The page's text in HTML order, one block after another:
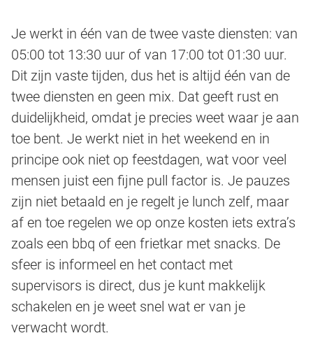
Je werkt in één van de twee vaste diensten: van
05:00 tot 13:30 uur of van 17:00 tot 01:30 uur.
Dit zijn vaste tijden, dus het is altijd één van de
twee diensten en geen mix. Dat geeft rust en
duidelijkheid, omdat je precies weet waar je aan
toe bent. Je werkt niet in het weekend en in
principe ook niet op feestdagen, wat voor veel
mensen juist een fijne pull factor is. Je pauzes
zijn niet betaald en je regelt je lunch zelf, maar
af en toe regelen we op onze kosten iets extra’s
zoals een bbq of een frietkar met snacks. De
sfeer is informeel en het contact met
supervisors is direct, dus je kunt makkelijk
schakelen en je weet snel wat er van je
verwacht wordt.